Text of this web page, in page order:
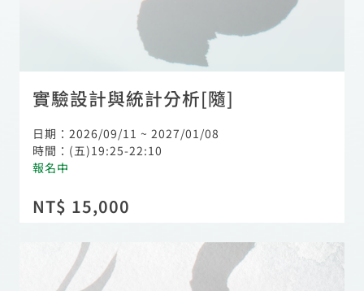
實驗設計與統計分析[隨]
日期：2026/09/11 ~ 2027/01/08
時間：(五)19:25-22:10
報名中
NT$ 15,000